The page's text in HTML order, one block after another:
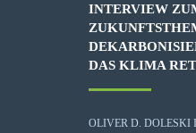
INTERVIEW
DAS KLIMA
OLIVER D. DOLESKI